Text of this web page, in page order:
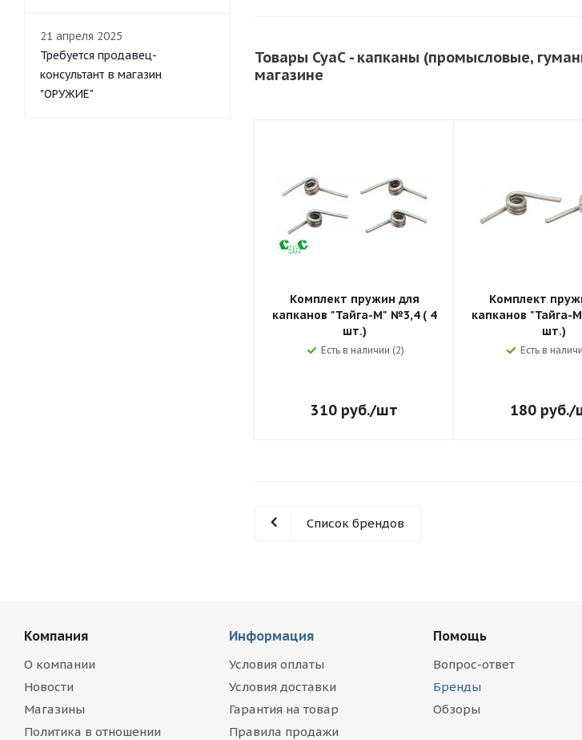
Товары СуаС - капканы (промысловые,
магазине
Комплект пружин для
капканов "Тайга-М" №3,4 ( 4
шт.)
Есть в наличии (2)
310 руб./шт
Комплект
капканов "Тайга-
шт.)
Есть в
180 руб./
Список брендов
21 апреля 2025
Требуется продавец-
консультант в магазин
"ОРУЖИЕ"
Компания
О компании
Новости
Магазины
Политика в отношении
Информация
Условия оплаты
Условия доставки
Гарантия на товар
Правила продажи
Помощь
Вопрос-ответ
Бренды
Обзоры